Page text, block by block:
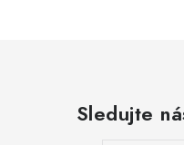
Sledujte